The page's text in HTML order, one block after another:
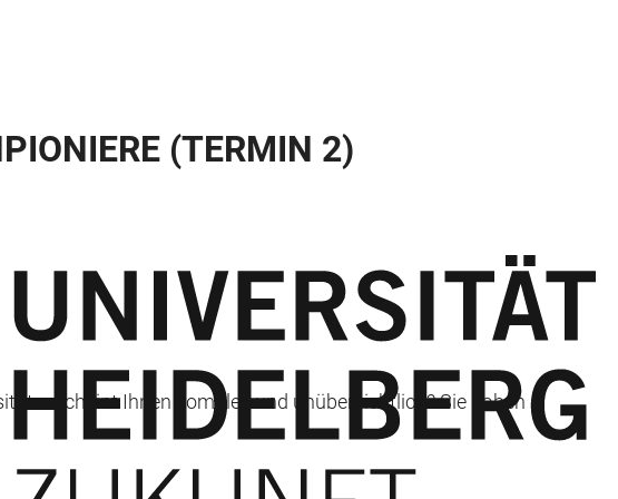
(TERMIN 2)
erscheint Ihnen komplex und unübersichtlich? Sie haben